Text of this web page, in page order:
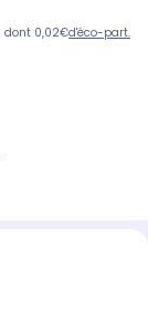
dont 0,02€d'éco-part.